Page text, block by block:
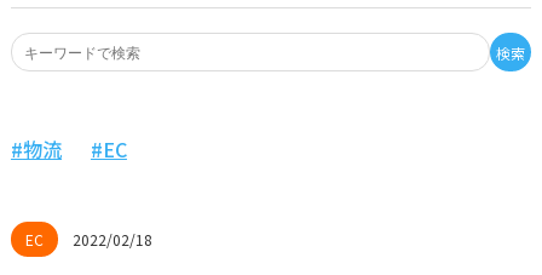
検索
2022/02/18
物流 EC